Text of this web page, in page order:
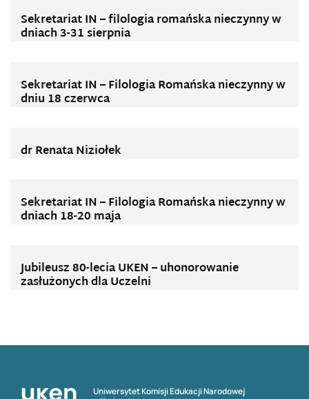
Sekretariat IN – filologia romańska nieczynny w
dniach 3-31 sierpnia
Sekretariat IN – Filologia Romańska nieczynny w
dniu 18 czerwca
dr Renata Niziołek
Sekretariat IN – Filologia Romańska nieczynny w
dniach 18-20 maja
Jubileusz 80-lecia UKEN – uhonorowanie
zasłużonych dla Uczelni
Uniwersytet Komisji Edukacji Narodowej